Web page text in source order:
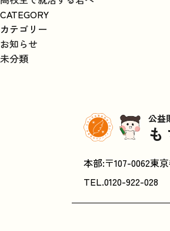
CATEGORY
カテゴリー
お知らせ
未分類
公益
本部:〒107-0062東
TEL.0120-922-028